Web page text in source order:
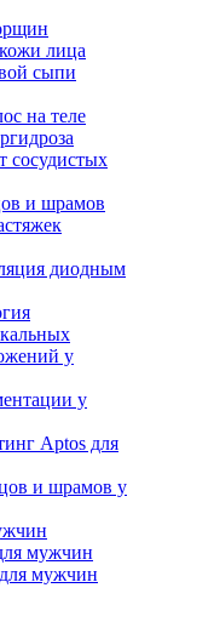
лица
сыпи
на теле
сосудистых
и шрамов
диодным
у
у
Aptos для
и шрамов у
мужчин
мужчин